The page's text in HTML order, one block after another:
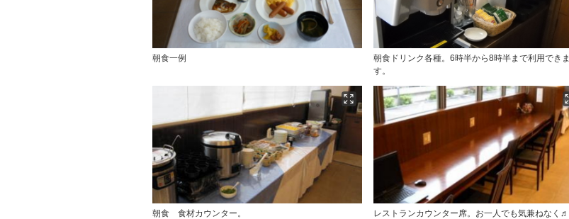
朝食一例
朝食ドリンク各種。6時半から8時半まで利用できま
す。
朝食 食材カウンター。 レストランカウンター席。お一人でも気兼ねなく♬